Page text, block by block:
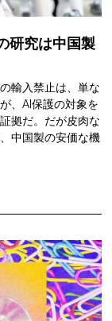
研究は中国製
輸入禁止は、単な
、AI保護の対象を
拠だ。だが皮肉な
中国製の安価な機